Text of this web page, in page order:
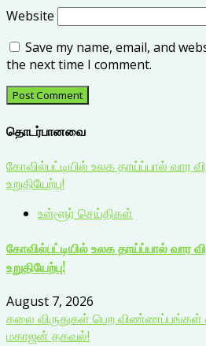
Website
Save my name, email, and
the next time I comment.
தொடர்பானவை
கோவில்பட்டியில் உலக தாய்ப்பால் வார
உறுதியேற்பு!
உள்ளூர் செய்திகள்
கோவில்பட்டியில் உலக தாய்ப்பால் வார
உறுதியேற்பு!
August 7, 2026
கலை விருதுகள் பெற விண்ணப்பங்கள்
மகாஜன் தகவல்!